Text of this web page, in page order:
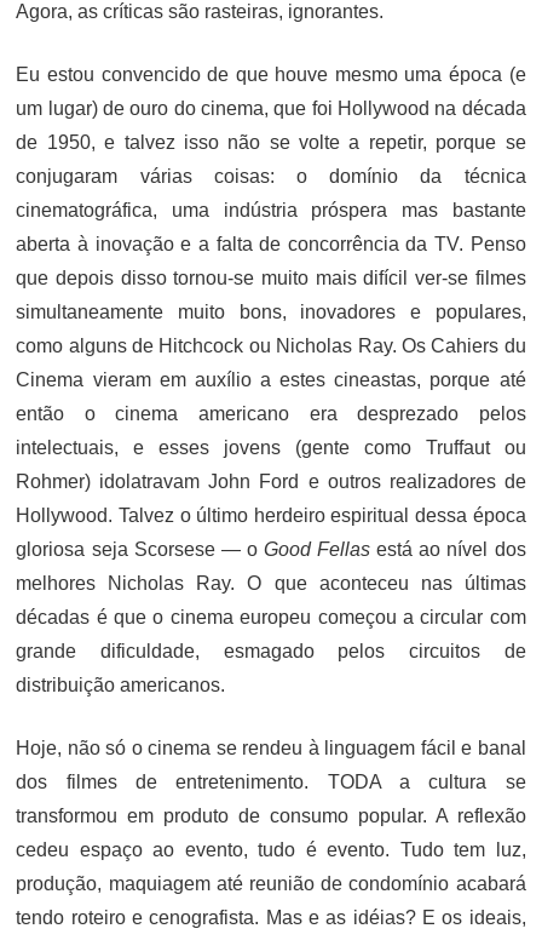
Agora, as críticas são rasteiras, ignorantes.
Eu estou convencido de que houve mesmo uma época (e
um lugar) de ouro do cinema, que foi Hollywood na década
de 1950, e talvez isso não se volte a repetir, porque se
conjugaram várias coisas: o domínio da técnica
cinematográfica, uma indústria próspera mas bastante
aberta à inovação e a falta de concorrência da TV. Penso
que depois disso tornou-se muito mais difícil ver-se filmes
simultaneamente muito bons, inovadores e populares,
como alguns de Hitchcock ou Nicholas Ray. Os Cahiers du
Cinema vieram em auxílio a estes cineastas, porque até
então o cinema americano era desprezado pelos
intelectuais, e esses jovens (gente como Truffaut ou
Rohmer) idolatravam John Ford e outros realizadores de
Hollywood. Talvez o último herdeiro espiritual dessa época
gloriosa seja Scorsese — o Good Fellas está ao nível dos
melhores Nicholas Ray. O que aconteceu nas últimas
décadas é que o cinema europeu começou a circular com
grande dificuldade, esmagado pelos circuitos de
distribuição americanos.
Hoje, não só o cinema se rendeu à linguagem fácil e banal
dos filmes de entretenimento. TODA a cultura se
transformou em produto de consumo popular. A reflexão
cedeu espaço ao evento, tudo é evento. Tudo tem luz,
produção, maquiagem até reunião de condomínio acabará
tendo roteiro e cenografista. Mas e as idéias? E os ideais,